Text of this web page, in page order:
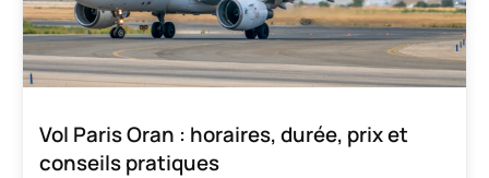
Vol Paris Oran : horaires, durée, prix et
conseils pratiques